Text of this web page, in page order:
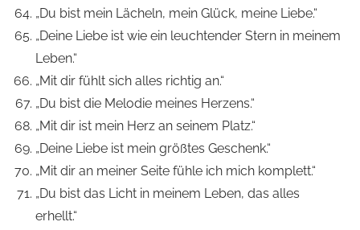
„Du bist mein Lächeln, mein Glück, meine Liebe.“
„Deine Liebe ist wie ein leuchtender Stern in meinem
Leben.“
„Mit dir fühlt sich alles richtig an.“
„Du bist die Melodie meines Herzens.“
„Mit dir ist mein Herz an seinem Platz.“
„Deine Liebe ist mein größtes Geschenk.“
„Mit dir an meiner Seite fühle ich mich komplett.“
„Du bist das Licht in meinem Leben, das alles
erhellt.“